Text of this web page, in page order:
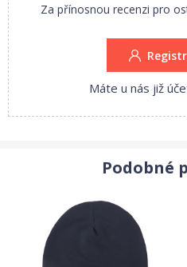
Za přínosnou recenzi pro
Máte u nás již
Podobné